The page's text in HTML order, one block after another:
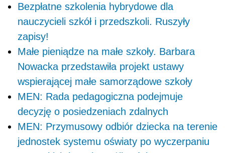
Bezpłatne szkolenia hybrydowe dla
nauczycieli szkół i przedszkoli. Ruszyły
zapisy!
Małe pieniądze na małe szkoły. Barbara
Nowacka przedstawiła projekt ustawy
wspierającej małe samorządowe szkoły
MEN: Rada pedagogiczna podejmuje
decyzję o posiedzeniach zdalnych
MEN: Przymusowy odbiór dziecka na terenie
jednostek systemu oświaty po wyczerpaniu